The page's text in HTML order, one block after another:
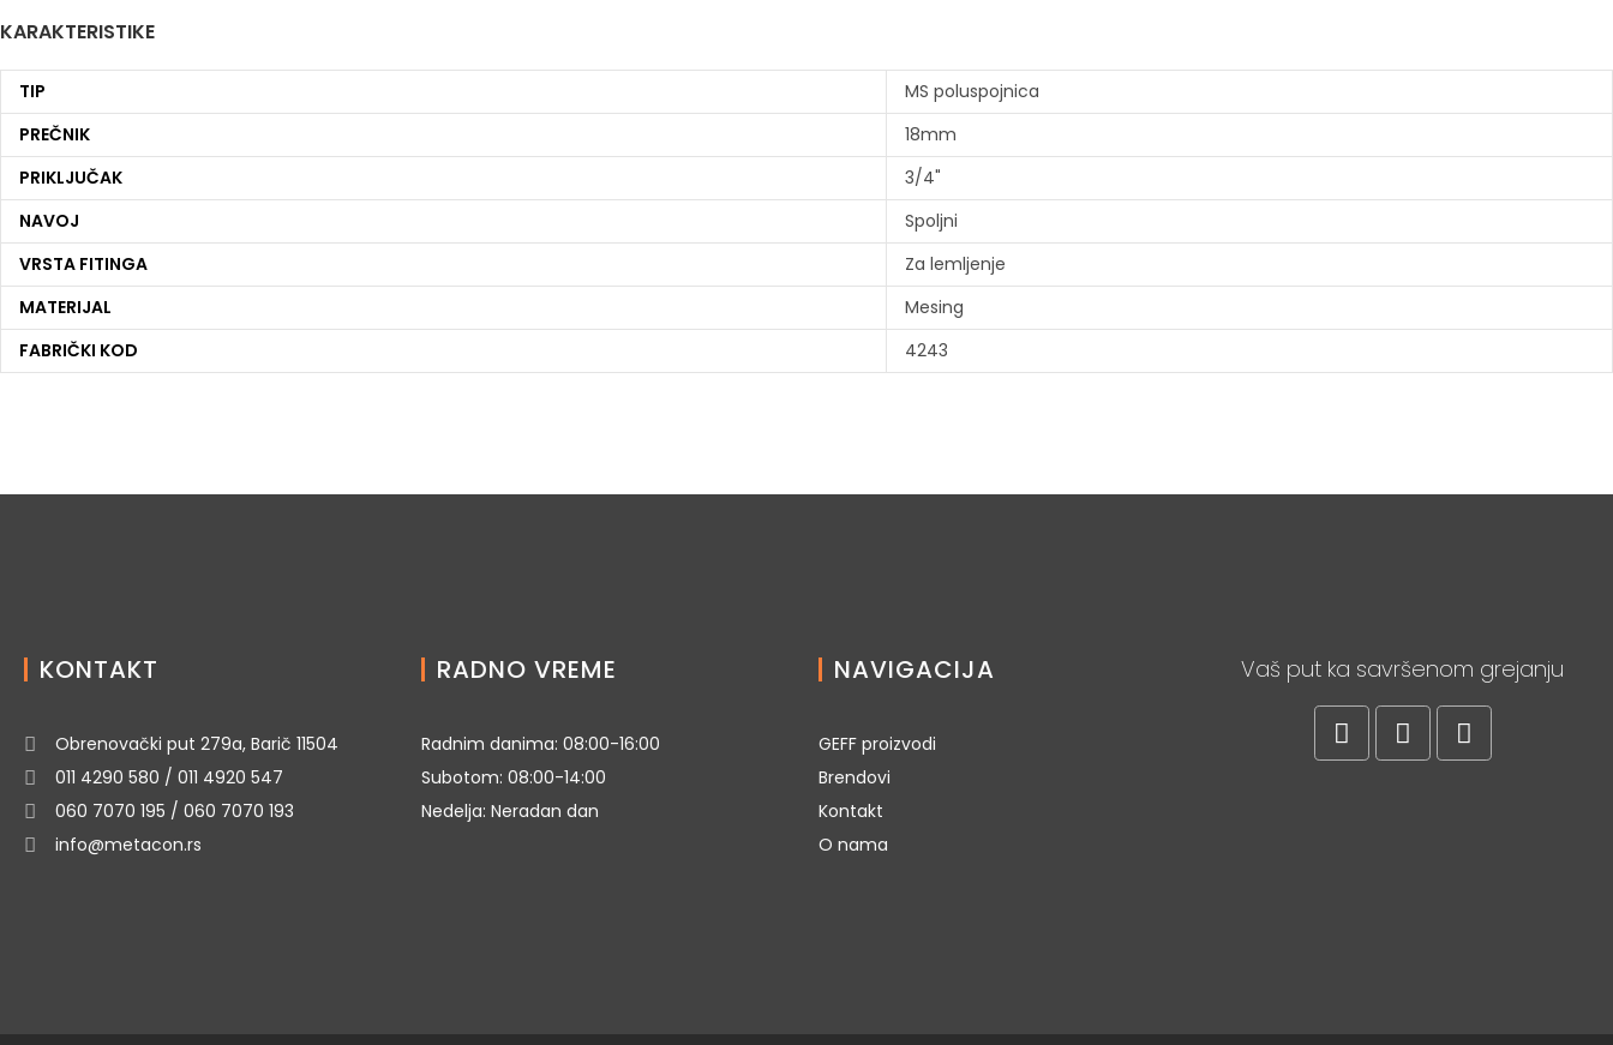
KARAKTERISTIKE
TIP
MS poluspojnica
PREČNIK
18mm
PRIKLJUČAK
3/4"
NAVOJ
Spoljni
VRSTA FITINGA
Za lemljenje
MATERIJAL
Mesing
FABRIČKI KOD
4243
KONTAKT
Obrenovački put 279a, Barič 11504
011 4290 580 / 011 4920 547
060 7070 195 / 060 7070 193
info@metacon.rs
RADNO VREME
Radnim danima: 08:00-16:00
Subotom: 08:00-14:00
Nedelja: Neradan dan
NAVIGACIJA
GEFF proizvodi
Brendovi
Kontakt
O nama
Vaš put ka savršenom grejanju